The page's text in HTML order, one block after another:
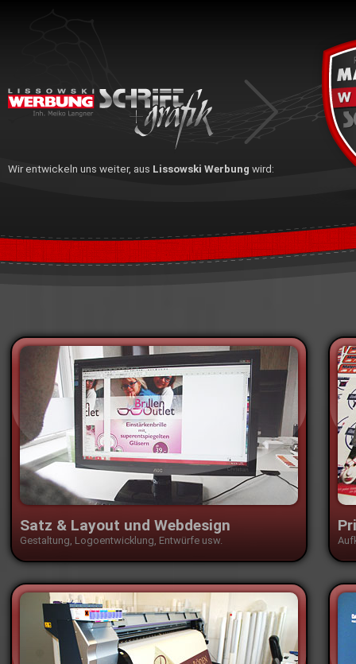
Wir entwickeln uns weiter, aus Lissowski Werbung wird:
Satz & Layout und Webdesign
Gestaltung, Logoentwicklung, Entwürfe usw.